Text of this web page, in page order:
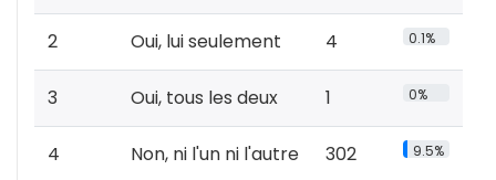
2 Oui, lui seulement 4 0.1%
3 Oui, tous les deux 1 0%
4 Non, ni l'un ni l'autre 302 9.5%